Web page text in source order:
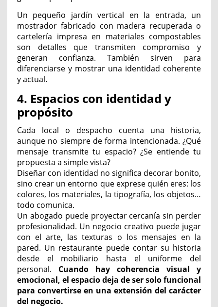
Un pequeño jardín vertical en la entrada, un
mostrador fabricado con madera recuperada o
cartelería impresa en materiales compostables
son detalles que transmiten compromiso y
generan confianza. También sirven para
diferenciarse y mostrar una identidad coherente
y actual.
4. Espacios con identidad y
propósito
Cada local o despacho cuenta una historia,
aunque no siempre de forma intencionada. ¿Qué
mensaje transmite tu espacio? ¿Se entiende tu
propuesta a simple vista?
Diseñar con identidad no significa decorar bonito,
sino crear un entorno que exprese quién eres: los
colores, los materiales, la tipografía, los objetos…
todo comunica.
Un abogado puede proyectar cercanía sin perder
profesionalidad. Un negocio creativo puede jugar
con el arte, las texturas o los mensajes en la
pared. Un restaurante puede contar su historia
desde el mobiliario hasta el uniforme del
personal. Cuando hay coherencia visual y
emocional, el espacio deja de ser solo funcional
para convertirse en una extensión del carácter
del negocio.